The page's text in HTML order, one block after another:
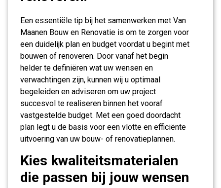
Een essentiële tip bij het samenwerken met Van
Maanen Bouw en Renovatie is om te zorgen voor
een duidelijk plan en budget voordat u begint met
bouwen of renoveren. Door vanaf het begin
helder te definiëren wat uw wensen en
verwachtingen zijn, kunnen wij u optimaal
begeleiden en adviseren om uw project
succesvol te realiseren binnen het vooraf
vastgestelde budget. Met een goed doordacht
plan legt u de basis voor een vlotte en efficiënte
uitvoering van uw bouw- of renovatieplannen.
Kies kwaliteitsmaterialen
die passen bij jouw wensen